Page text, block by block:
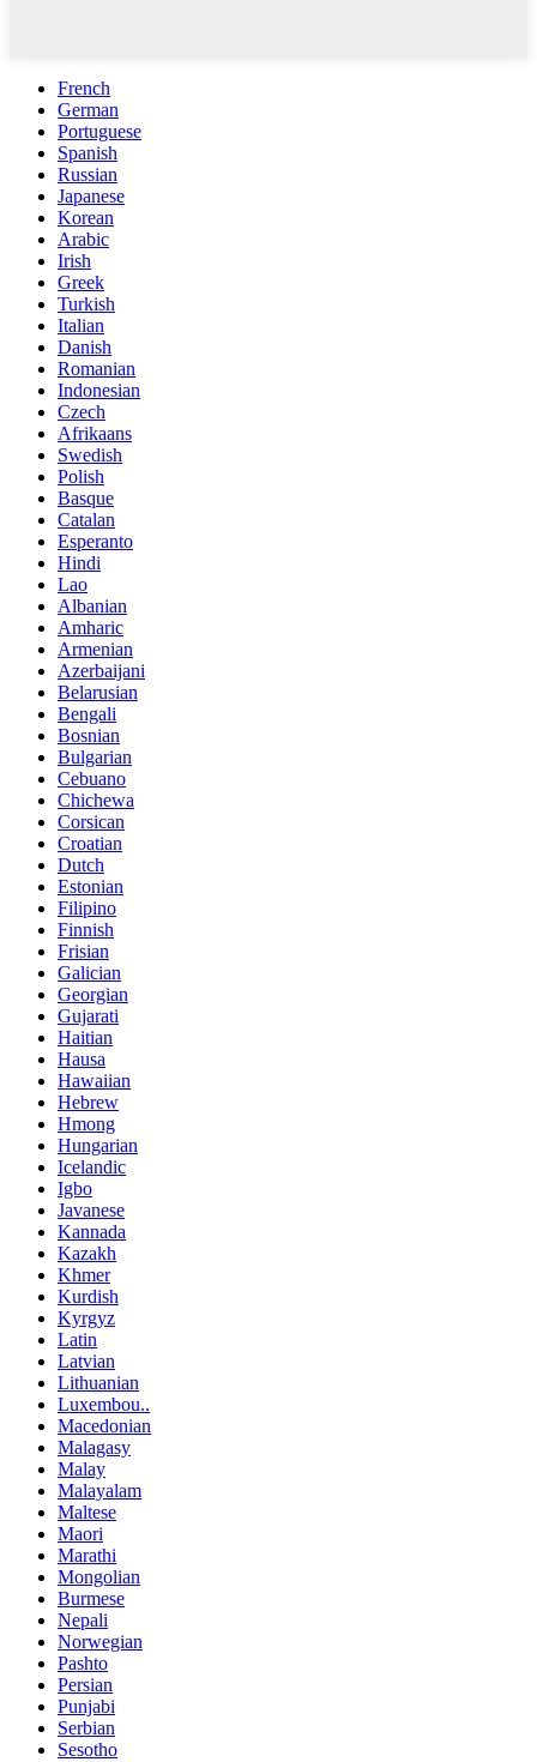
French
German
Portuguese
Spanish
Russian
Japanese
Korean
Arabic
Irish
Greek
Turkish
Italian
Danish
Romanian
Indonesian
Czech
Afrikaans
Swedish
Polish
Basque
Catalan
Esperanto
Hindi
Lao
Albanian
Amharic
Armenian
Azerbaijani
Belarusian
Bengali
Bosnian
Bulgarian
Cebuano
Chichewa
Corsican
Croatian
Dutch
Estonian
Filipino
Finnish
Frisian
Galician
Georgian
Gujarati
Haitian
Hausa
Hawaiian
Hebrew
Hmong
Hungarian
Icelandic
Igbo
Javanese
Kannada
Kazakh
Khmer
Kurdish
Kyrgyz
Latin
Latvian
Lithuanian
Luxembou..
Macedonian
Malagasy
Malay
Malayalam
Maltese
Maori
Marathi
Mongolian
Burmese
Nepali
Norwegian
Pashto
Persian
Punjabi
Serbian
Sesotho